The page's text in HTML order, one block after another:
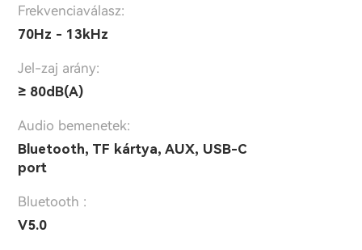
Frekvenciaválasz:
70Hz - 13kHz
Jel-zaj arány:
≥ 80dB(A)
Audio bemenetek:
Bluetooth, TF kártya, AUX, USB-C
port
Bluetooth :
V5.0